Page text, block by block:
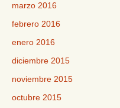
marzo 2016
febrero 2016
enero 2016
diciembre 2015
noviembre 2015
octubre 2015